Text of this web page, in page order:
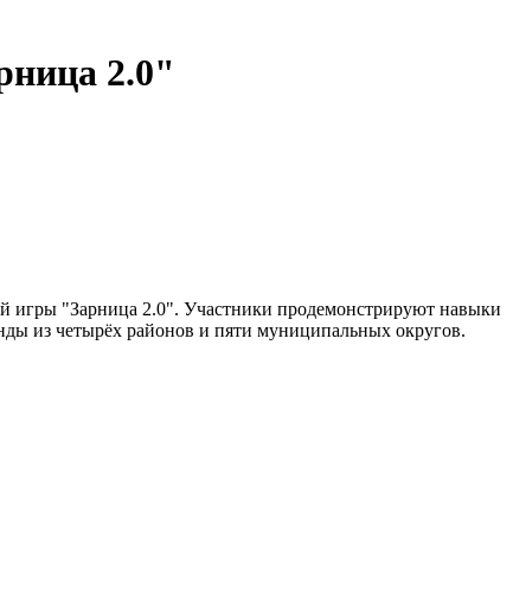
2.0"
игры "Зарница 2.0". Участники продемонстрируют навыки
из четырёх районов и пяти муниципальных округов.